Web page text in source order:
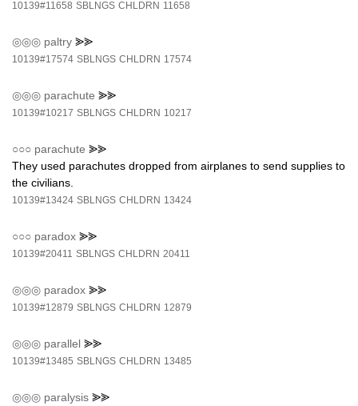
10139#11658 SBLNGS CHLDRN 11658
◎◎◎ paltry ⪢⪢
10139#17574 SBLNGS CHLDRN 17574
◎◎◎ parachute ⪢⪢
10139#10217 SBLNGS CHLDRN 10217
○○○ parachute ⪢⪢
They used parachutes dropped from airplanes to send supplies to
the civilians.
10139#13424 SBLNGS CHLDRN 13424
○○○ paradox ⪢⪢
10139#20411 SBLNGS CHLDRN 20411
◎◎◎ paradox ⪢⪢
10139#12879 SBLNGS CHLDRN 12879
◎◎◎ parallel ⪢⪢
10139#13485 SBLNGS CHLDRN 13485
◎◎◎ paralysis ⪢⪢